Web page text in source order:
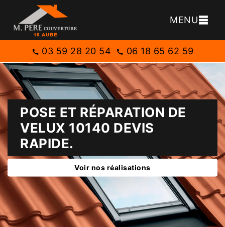
MENU
03 59 28 20 54 06 18 65 62 59
POSE ET RÉPARATION DE
VELUX 10140 DEVIS
RAPIDE.
Voir nos réalisations